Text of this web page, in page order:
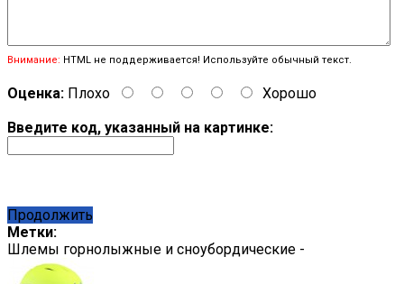
Внимание: HTML не поддерживается! Используйте обычный текст.
Оценка: Плохо
Хорошо
Введите код, указанный на картинке:
Продолжить
Метки:
Шлемы горнолыжные и сноубордические -